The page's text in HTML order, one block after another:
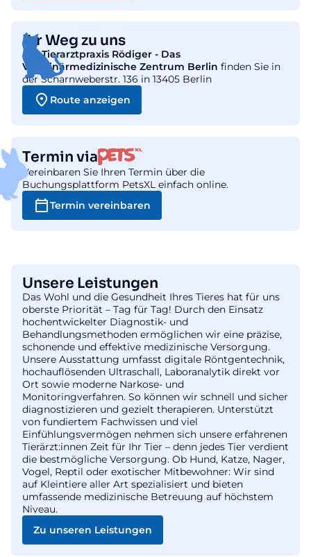
Ihr Weg zu uns
DieTierarztpraxis Rödiger - Das
Veterinärmedizinische Zentrum Berlin finden Sie in
der Scharnweberstr. 136 in 13405 Berlin
Route anzeigen
Termin via
Vereinbaren Sie Ihren Termin über die
Buchungsplattform PetsXL einfach online.
Termin vereinbaren
Unsere Leistungen
Das Wohl und die Gesundheit Ihres Tieres hat für uns
oberste Priorität – Tag für Tag! Durch den Einsatz
hochentwickelter Diagnostik- und
Behandlungsmethoden ermöglichen wir eine präzise,
schonende und effektive medizinische Versorgung.
Unsere Ausstattung umfasst digitale Röntgentechnik,
hochauflösenden Ultraschall, Laboranalytik direkt vor
Ort sowie moderne Narkose- und
Monitoringverfahren. So können wir schnell und sicher
diagnostizieren und gezielt therapieren. Unterstützt
von fundiertem Fachwissen und viel
Einfühlungsvermögen nehmen sich unsere erfahrenen
Tierärzt:innen Zeit für Ihr Tier – denn jedes Tier verdient
die bestmögliche Versorgung. Ob Hund, Katze, Nager,
Vogel, Reptil oder exotischer Mitbewohner: Wir sind
auf Kleintiere aller Art spezialisiert und bieten
umfassende medizinische Betreuung auf höchstem
Niveau.
Zu unseren Leistungen